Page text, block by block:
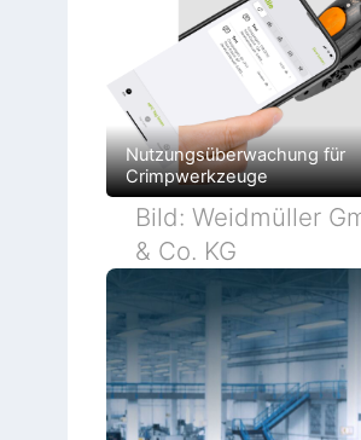
Nutzungsüberwachung für
Crimpwerkzeuge
Bild: Weidmüller
& Co. KG